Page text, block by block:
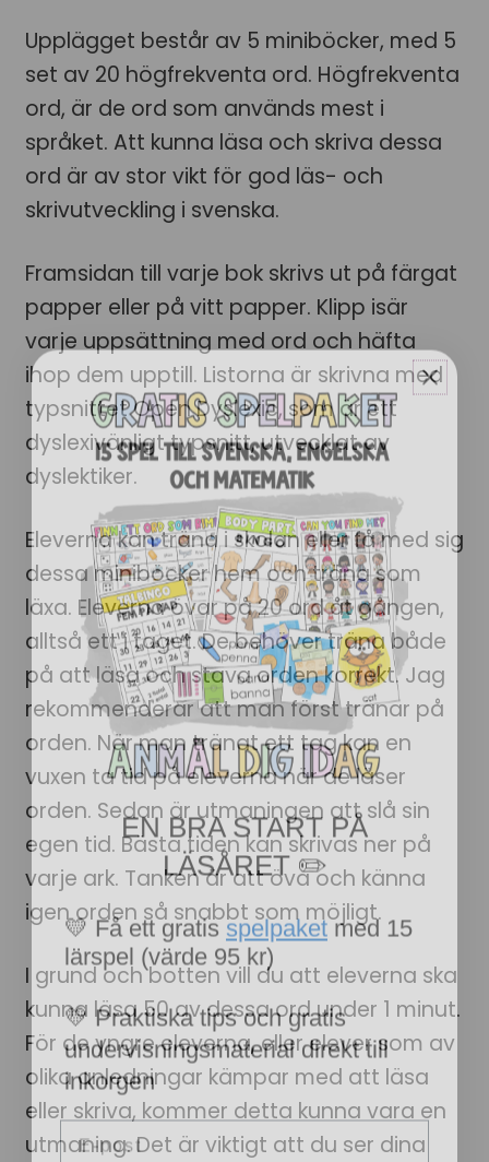
Upplägget består av 5 miniböcker, med 5
set av 20 högfrekventa ord. Högfrekventa
ord, är de ord som används mest i
språket. Att kunna läsa och skriva dessa
ord är av stor vikt för god läs- och
skrivutveckling i svenska.
Framsidan till varje bok skrivs ut på färgat
papper eller på vitt papper. Klipp isär
varje uppsättning med ord och häfta
ihop dem upptill. Listorna är skrivna med
typsnittet Open Dyslexic, som är ett
dyslexivänligt typsnitt, utvecklat av
dyslektiker.
Eleverna kan träna i skolan eller få med sig
dessa miniböcker hem och träna som
läxa. Eleverna övar på 20 ord åt gången,
alltså ett i taget. De behöver träna både
på att läsa och stava orden korrekt. Jag
rekommenderar att man först tränar på
orden. När man tränat ett tag kan en
vuxen ta tid på eleverna när de läser
orden. Sedan är utmaningen att slå sin
egen tid. Bästa tiden kan skrivas ner på
varje ark. Tanken är att öva och känna
igen orden så snabbt som möjligt.
I grund och botten vill du att eleverna ska
kunna läsa 50 av dessa ord under 1 minut.
För de yngre eleverna, eller elever som av
olika anledningar kämpar med att läsa
eller skriva, kommer detta kunna vara en
utmaning. Det är viktigt att du ser dina
EN BRA START PÅ
LÄSÅRET ✏️
💛 Få ett gratis spelpaket med 15
lärspel (värde 95 kr)
💛 Praktiska tips och gratis
undervisningsmaterial direkt till
inkorgen
Email